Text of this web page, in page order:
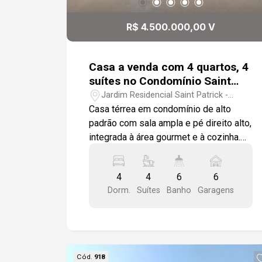
R$ 4.500.000,00 V
Casa a venda com 4 quartos, 4
suítes no Condomínio Saint
Patrick - Sorocaba
Jardim Residencial Saint Patrick -
Sorocaba/SP
Casa térrea em condomínio de alto
padrão com sala ampla e pé direito alto,
integrada à área gourmet e à cozinha.
separando os ambientes integrados. O
lavabo conta com cuba esculpida e a
área gourmet possui uma ilha em pedra
de um grande quintal. A casa tem quatro
4
Dorm.
4
Suítes
6
Banho
6
Garagens
Cód. 918